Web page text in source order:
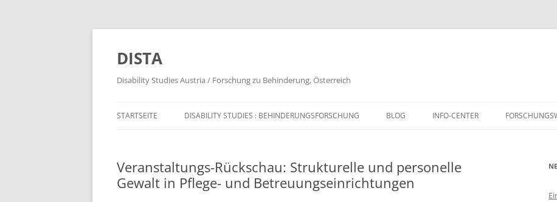
DISTA
Disability Studies Austria / Forschung zu Behinderung, Österreich
STARTSEITE DISABILITY STUDIES : BEHINDERUNGSFORSCHUNG BLOG INFO-CENTER
KONTAKT & MAILINGLISTE
Veranstaltungs-Rückschau: Strukturelle und personelle
Gewalt in Pflege- und Betreuungseinrichtungen